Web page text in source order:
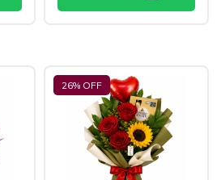
26% OFF